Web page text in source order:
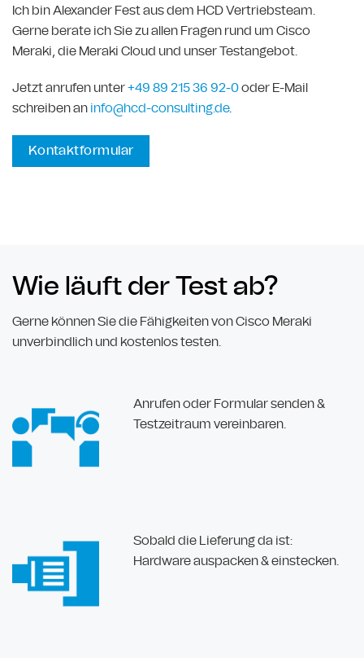
Ich bin Alexander Fest aus dem HCD Vertriebsteam.
Gerne berate ich Sie zu allen Fragen rund um Cisco
Meraki, die Meraki Cloud und unser Testangebot.
Jetzt anrufen unter+49 89215 36 92-0oder E-Mail
schreiben aninfo@hcd-consulting.de.
Kontaktformular
Wie läuft der Test ab?
Gerne können Sie die Fähigkeiten von Cisco Meraki
unverbindlich und kostenlos testen.
Anrufen oder Formular senden &
Testzeitraum vereinbaren.
Sobald die Lieferung da ist:
Hardware auspacken & einstecken.